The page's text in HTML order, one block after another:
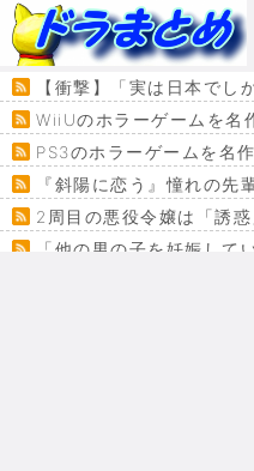
【衝撃】「実は日本で
WiiUのホラーゲームを名
PS3のホラーゲームを名
『斜陽に恋う』憧れの
2周目の悪役令嬢は「誘
「他の男の子を妊娠し